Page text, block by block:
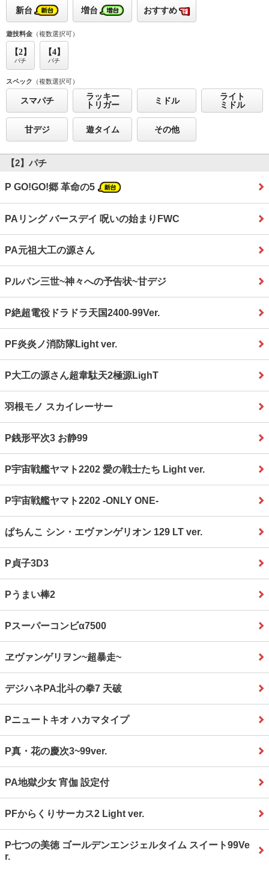
新台 増台 おすすめ
遊技料金 （複数選択可）
【2】
パチ
【4】
パチ
スペック （複数選択可）
スマパチ
ラッキー
トリガー
ミドル
ライト
ミドル
甘デジ 遊タイム その他
【2】パチ
P GO!GO!郷 革命の5
PAリング バースデイ 呪いの始まりFWC
PA元祖大工の源さん
Pルパン三世~神々への予告状~甘デジ
P絶超電役ドラドラ天国2400‐99Ver.
PF炎炎ノ消防隊Light ver.
P大工の源さん超韋駄天2極源LighT
羽根モノ スカイレーサー
P銭形平次3 お静99
P宇宙戦艦ヤマト2202 愛の戦士たち Light ver.
P宇宙戦艦ヤマト2202 ‐ONLY ONE‐
ぱちんこ シン・エヴァンゲリオン 129 LT ver.
P貞子3D3
Pうまい棒2
Pスーパーコンビα7500
ヱヴァンゲリヲン~超暴走~
デジハネPA北斗の拳7 天破
Pニュートキオ ハカマタイプ
P真・花の慶次3~99ver.
PA地獄少女 宵伽 設定付
PFからくりサーカス2 Light ver.
P七つの美徳 ゴールデンエンジェルタイム スイート99Ve
r.